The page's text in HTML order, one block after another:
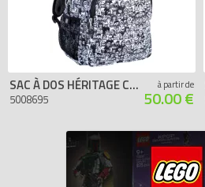
SAC À DOS HÉRITAGE CLASSIQUE – MINIFIGURINES À COLORIER
5008695
à partir de
50.00 €